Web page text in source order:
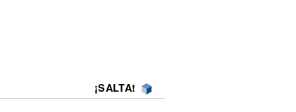
¡SALTA!